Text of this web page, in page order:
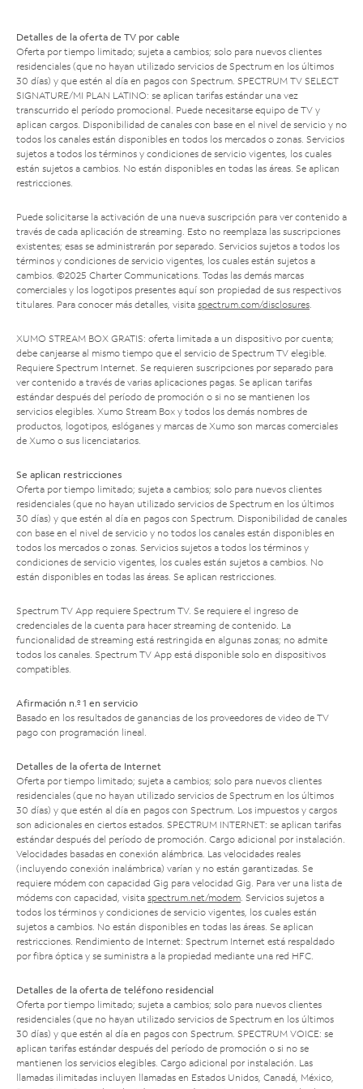
Detalles de la oferta de TV por cable
Oferta por tiempo limitado; sujeta a cambios; solo para nuevos clientes
residenciales (que no hayan utilizado servicios de Spectrum en los últimos
30 días) y que estén al día en pagos con Spectrum. SPECTRUM TV SELECT
SIGNATURE/MI PLAN LATINO: se aplican tarifas estándar una vez
transcurrido el período promocional. Puede necesitarse equipo de TV y
aplican cargos. Disponibilidad de canales con base en el nivel de servicio y no
todos los canales están disponibles en todos los mercados o zonas. Servicios
sujetos a todos los términos y condiciones de servicio vigentes, los cuales
están sujetos a cambios. No están disponibles en todas las áreas. Se aplican
restricciones.
Puede solicitarse la activación de una nueva suscripción para ver contenido a
través de cada aplicación de streaming. Esto no reemplaza las suscripciones
existentes; esas se administrarán por separado. Servicios sujetos a todos los
términos y condiciones de servicio vigentes, los cuales están sujetos a
cambios. ©2025 Charter Communications. Todas las demás marcas
comerciales y los logotipos presentes aquí son propiedad de sus respectivos
titulares. Para conocer más detalles, visita spectrum.com/disclosures.
XUMO STREAM BOX GRATIS: oferta limitada a un dispositivo por cuenta;
debe canjearse al mismo tiempo que el servicio de Spectrum TV elegible.
Requiere Spectrum Internet. Se requieren suscripciones por separado para
ver contenido a través de varias aplicaciones pagas. Se aplican tarifas
estándar después del período de promoción o si no se mantienen los
servicios elegibles. Xumo Stream Box y todos los demás nombres de
productos, logotipos, eslóganes y marcas de Xumo son marcas comerciales
de Xumo o sus licenciatarios.
Se aplican restricciones
Oferta por tiempo limitado; sujeta a cambios; solo para nuevos clientes
residenciales (que no hayan utilizado servicios de Spectrum en los últimos
30 días) y que estén al día en pagos con Spectrum. Disponibilidad de canales
con base en el nivel de servicio y no todos los canales están disponibles en
todos los mercados o zonas. Servicios sujetos a todos los términos y
condiciones de servicio vigentes, los cuales están sujetos a cambios. No
están disponibles en todas las áreas. Se aplican restricciones.
Spectrum TV App requiere Spectrum TV. Se requiere el ingreso de
credenciales de la cuenta para hacer streaming de contenido. La
funcionalidad de streaming está restringida en algunas zonas; no admite
todos los canales. Spectrum TV App está disponible solo en dispositivos
compatibles.
Afirmación n.º 1 en servicio
Basado en los resultados de ganancias de los proveedores de video de TV
pago con programación lineal.
Detalles de la oferta de Internet
Oferta por tiempo limitado; sujeta a cambios; solo para nuevos clientes
residenciales (que no hayan utilizado servicios de Spectrum en los últimos
30 días) y que estén al día en pagos con Spectrum. Los impuestos y cargos
son adicionales en ciertos estados. SPECTRUM INTERNET: se aplican tarifas
estándar después del período de promoción. Cargo adicional por instalación.
Velocidades basadas en conexión alámbrica. Las velocidades reales
(incluyendo conexión inalámbrica) varían y no están garantizadas. Se
requiere módem con capacidad Gig para velocidad Gig. Para ver una lista de
módems con capacidad, visita spectrum.net/modem. Servicios sujetos a
todos los términos y condiciones de servicio vigentes, los cuales están
sujetos a cambios. No están disponibles en todas las áreas. Se aplican
restricciones. Rendimiento de Internet: Spectrum Internet está respaldado
por fibra óptica y se suministra a la propiedad mediante una red HFC.
Detalles de la oferta de teléfono residencial
Oferta por tiempo limitado; sujeta a cambios; solo para nuevos clientes
residenciales (que no hayan utilizado servicios de Spectrum en los últimos
30 días) y que estén al día en pagos con Spectrum. SPECTRUM VOICE: se
aplican tarifas estándar después del período de promoción o si no se
mantienen los servicios elegibles. Cargo adicional por instalación. Las
llamadas ilimitadas incluyen llamadas en Estados Unidos, Canadá, México,